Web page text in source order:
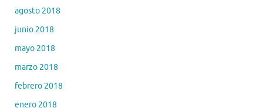
agosto 2018
junio 2018
mayo 2018
marzo 2018
febrero 2018
enero 2018